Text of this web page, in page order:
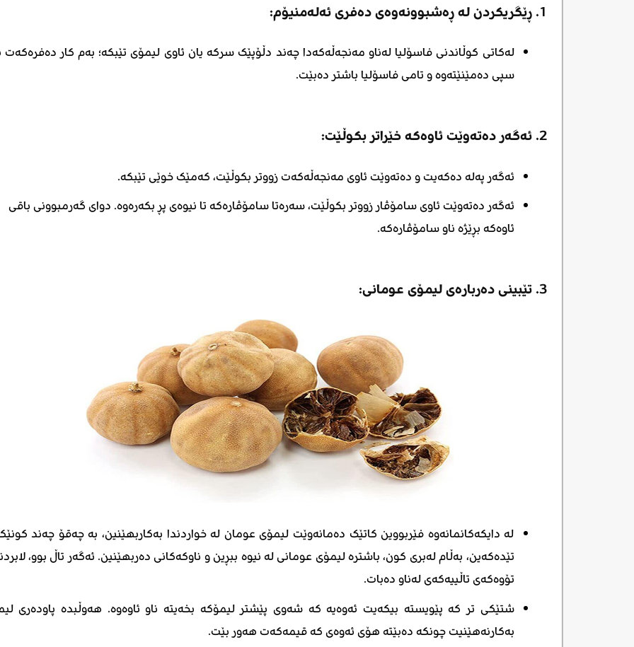
1. ڕێگریکردن لە ڕەشبوونەوەی دەفری ئەلەمنیۆم:
لەکاتی کوڵاندنی فاسۆلیا لەناو مەنجەڵەکەدا چەند دڵۆپێک سرکە یان ئاوی لیمۆی تێبکە؛ بەم کار دەفرەکەت
سپی دەمێنێتەوە و تامی فاسۆلیا باشتر دەبێت.
2. ئەگەر دەتەوێت ئاوەکە خێراتر بکوڵێت:
ئەگەر پەلە دەکەیت و دەتەوێت ئاوی مەنجەڵەکەت زووتر بکوڵێت، کەمێک خوێی تێبکە.
ئەگەر دەتەوێت ئاوی سامۆڤار زووتر بکوڵێت، سەرەتا سامۆڤارەکە تا نیوەی پڕ بکەرەوە. دوای گەرمبوونی باقی
ئاوەکە بڕێژە ناو سامۆڤارەکە.
3. تێبینی دەربارەی لیمۆی عومانی:
لە دایکەکانمانەوە فێربووین کاتێک دەمانەوێت لیمۆی عومان لە خواردندا بەکاربهێنین، بە چەقۆ چەند
تێدەکەین، بەڵام لەبری کون، باشترە لیمۆی عومانی لە نیوە ببڕین و ناوکەکانی دەربهێنین. ئەگەر تاڵ بوو،
تۆوەکەی تاڵییەکەی لەناو دەبات.
شتێکی تر کە پێویستە بیکەیت ئەوەیە کە شەوی پێشتر لیمۆکە بخەیتە ناو ئاوەوە. هەوڵبدە پاودەری
بەکارنەهێنیت چونکە دەبێتە هۆی ئەوەی کە قیمەکەت هەور بێت.